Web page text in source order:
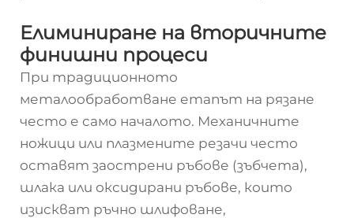
Елиминиране на вторичните
финишни процеси
При традиционното
металообработване етапът на рязане
често е само началото. Механичните
ножици или плазмените резачи често
оставят заострени ръбове (зъбчета),
шлака или оксидирани ръбове, които
изискват ръчно шлифоване,